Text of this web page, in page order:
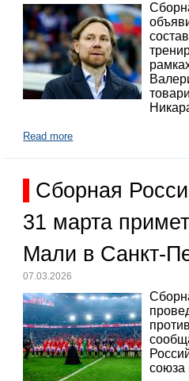
Read more
Сборная
31 марта
Мали в Санкт-
07.03.2026